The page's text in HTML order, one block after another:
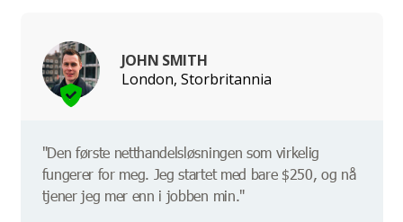
JOHN SMITH
London, Storbritannia
"Den første netthandelsløsningen som virkelig
fungerer for meg. Jeg startet med bare $250, og nå
tjener jeg mer enn i jobben min."